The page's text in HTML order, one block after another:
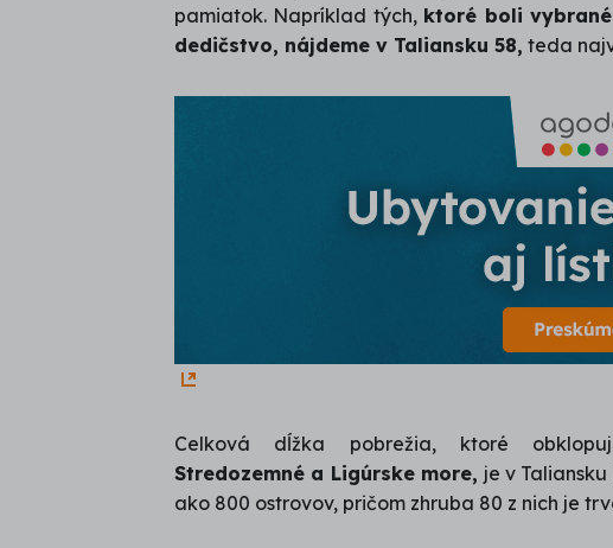
pamiatok. Napríklad tých, ktoré boli vybrané
dedičstvo, nájdeme v Taliansku 58, teda
Celková dĺžka pobrežia, ktoré
Stredozemné a Ligúrske more, je v
ako 800 ostrovov, pričom zhruba 80 z nich je